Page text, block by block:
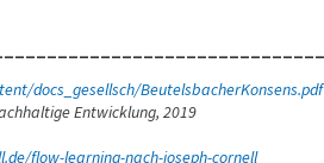
docs_gesellsch/BeutelsbacherKonsens.pdf
Entwicklung, 2019
flow-learning-nach-joseph-cornell